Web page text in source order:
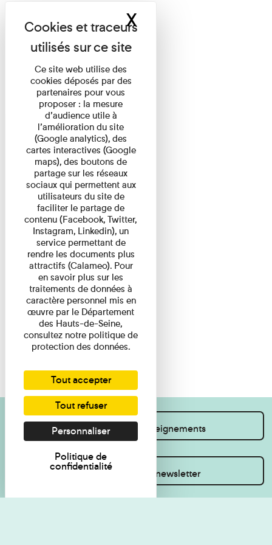
Je souhaite des renseignements
Inscrivez-vous à la newsletter
Ce site web utilise des
cookies déposés par des
partenaires pour vous
proposer : la mesure
d’audience utile à
l’amélioration du site
(Google analytics), des
cartes interactives (Google
maps), des boutons de
partage sur les réseaux
sociaux qui permettent aux
utilisateurs du site de
faciliter le partage de
contenu (Facebook, Twitter,
Instagram, Linkedin), un
service permettant de
rendre les documents plus
attractifs (Calameo). Pour
en savoir plus sur les
traitements de données à
caractère personnel mis en
œuvre par le Département
des Hauts-de-Seine,
consultez notre politique de
protection des données.
Tout accepter
Tout refuser
Personnaliser
Politique de
confidentialité
XMasquer le